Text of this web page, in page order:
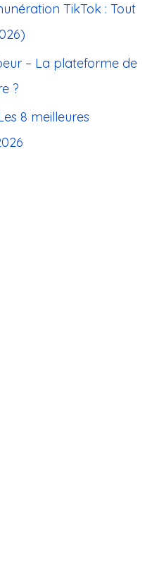
TikTok : Tout
– La plateforme de
?
8 meilleures